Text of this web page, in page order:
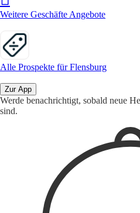
Weitere Geschäfte Angebote
Alle Prospekte für Flensburg
Zur App
Werde benachrichtigt, sobald neue
sind.